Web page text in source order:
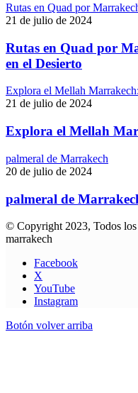
Rutas en Quad por
21 de julio de 2024
Rutas en Quad por
en el Desierto
Explora el Mellah
21 de julio de 2024
Explora el Mellah
palmeral de Marrakech
20 de julio de 2024
palmeral de
© Copyright 2023, Todos
marrakech
Facebook
X
YouTube
Instagram
Botón volver arriba